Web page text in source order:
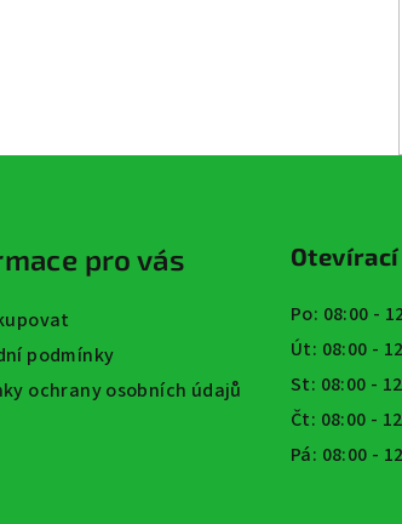
pro vás
podmínky
ochrany osobních údajů
Po: 08:00 -
Út: 08:00 -
St: 08:00 -
Čt: 08:00 -
Pá: 08:00 -